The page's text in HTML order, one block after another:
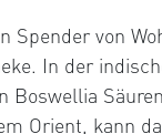
Spender von
In der
Boswellia
Orient, kann